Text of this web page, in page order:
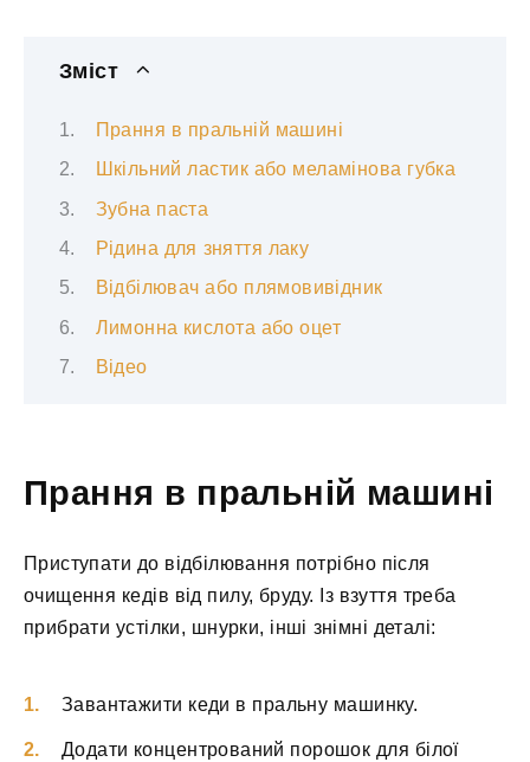
Зміст
Прання в пральній машині
Шкільний ластик або меламінова губка
Зубна паста
Рідина для зняття лаку
Відбілювач або плямовивідник
Лимонна кислота або оцет
Відео
Прання в пральній машині
Приступати до відбілювання потрібно після
очищення кедів від пилу, бруду. Із взуття треба
прибрати устілки, шнурки, інші знімні деталі:
Завантажити кеди в пральну машинку.
Додати концентрований порошок для білої